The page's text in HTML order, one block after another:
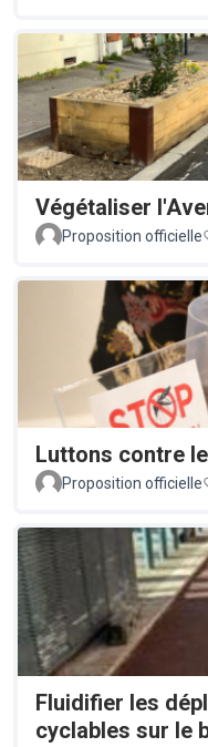
Végétaliser
Proposition officielle
Luttons contre
Proposition officielle
Fluidifier les
cyclables sur le